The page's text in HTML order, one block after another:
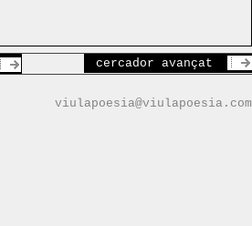
cercador avançat
viulapoesia@viulapoesia.com